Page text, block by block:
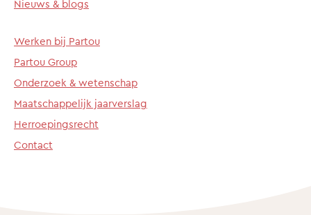
Nieuws & blogs
Werken bij Partou
Partou Group
Onderzoek & wetenschap
Maatschappelijk jaarverslag
Herroepingsrecht
Contact